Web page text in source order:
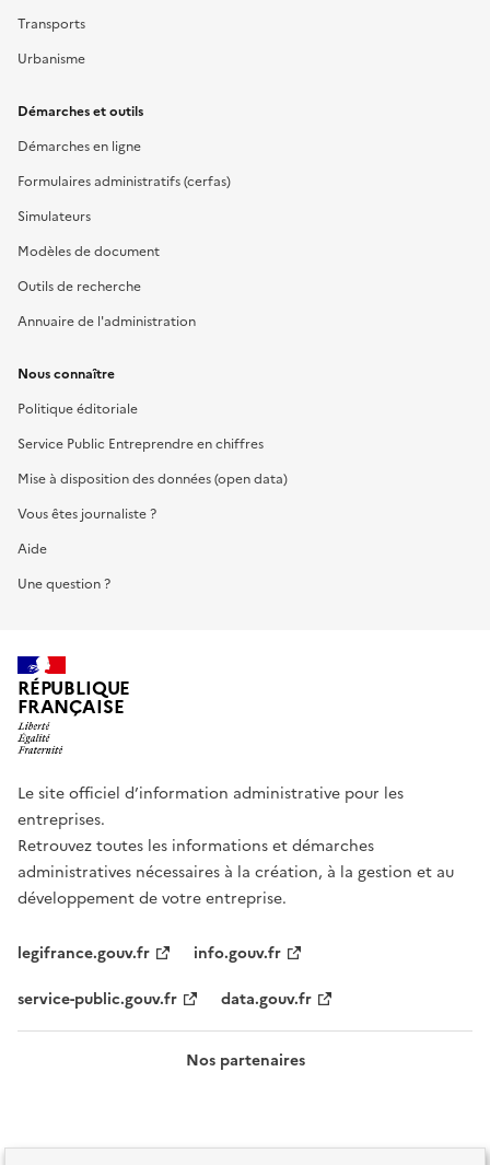
Transports
Urbanisme
Démarches et outils
Démarches en ligne
Formulaires administratifs (cerfas)
Simulateurs
Modèles de document
Outils de recherche
Annuaire de l'administration
Nous connaître
Politique éditoriale
Service Public Entreprendre en chiffres
Mise à disposition des données (open data)
Vous êtes journaliste ?
Aide
Une question ?
RÉPUBLIQUE
FRANÇAISE
Le site officiel d’information administrative pour les
entreprises.
Retrouvez toutes les informations et démarches
administratives nécessaires à la création, à la gestion et au
développement de votre entreprise.
legifrance.gouv.fr
info.gouv.fr
service-public.gouv.fr
data.gouv.fr
Nos partenaires